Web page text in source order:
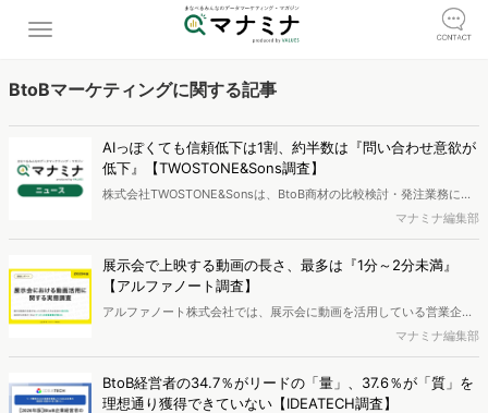
BtoBマーケティングに関する記事
AIっぽくても信頼低下は1割、約半数は『問い合わせ意欲が
低下』【TWOSTONE&Sons調査】
株式会社TWOSTONE&Sonsは、BtoB商材の比較検討・発注業務に携
わる担当者を対象に、コンテンツのAIっぽさに関する意識調査を実施
し、結果を公開しました。
マナミナ編集部
展示会で上映する動画の長さ、最多は『1分～2分未満』
【アルファノート調査】
アルファノート株式会社では、展示会に動画を活用している営業企
画・マーケティング担当者を対象に、展示会における動画活用の実態
調査を実施し、結果を公開しました。
マナミナ編集部
BtoB経営者の34.7％がリードの「量」、37.6％が「質」を
理想通り獲得できていない【IDEATECH調査】